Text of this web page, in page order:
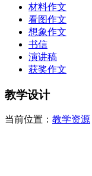
材料作文
看图作文
想象作文
书信
演讲稿
获奖作文
教学设计
当前位置： 教学资源